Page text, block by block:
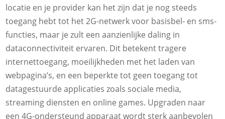
locatie en je provider kan het zijn dat je nog steeds
toegang hebt tot het 2G-netwerk voor basisbel- en sms-
functies, maar je zult een aanzienlijke daling in
dataconnectiviteit ervaren. Dit betekent tragere
internettoegang, moeilijkheden met het laden van
webpagina’s, en een beperkte tot geen toegang tot
datagestuurde applicaties zoals sociale media,
streaming diensten en online games. Upgraden naar
een 4G-ondersteund apparaat wordt sterk aanbevolen